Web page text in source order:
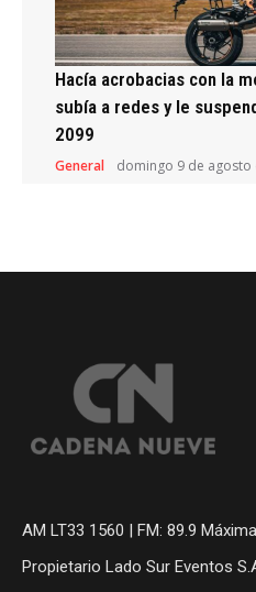
Hacía acrobacias con la
subía a redes y le
2099
General domingo 9 de agosto
AM LT33 1560 | FM: 89.9 Máxima
Propietario Lado Sur Eventos